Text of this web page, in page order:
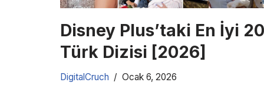
Disney Plus’taki En İyi 20
Türk Dizisi [2026]
DigitalCruch Ocak 6, 2026